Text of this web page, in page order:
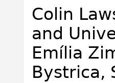
Colin
and
Emília
Bystrica,